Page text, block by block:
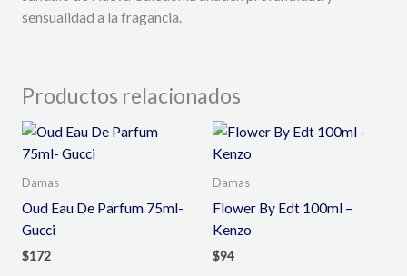
sensualidad a la fragancia.
Productos relacionados
Damas
Oud Eau De Parfum 75ml-
Gucci
$172
Damas
Flower By Edt 100ml –
Kenzo
$94